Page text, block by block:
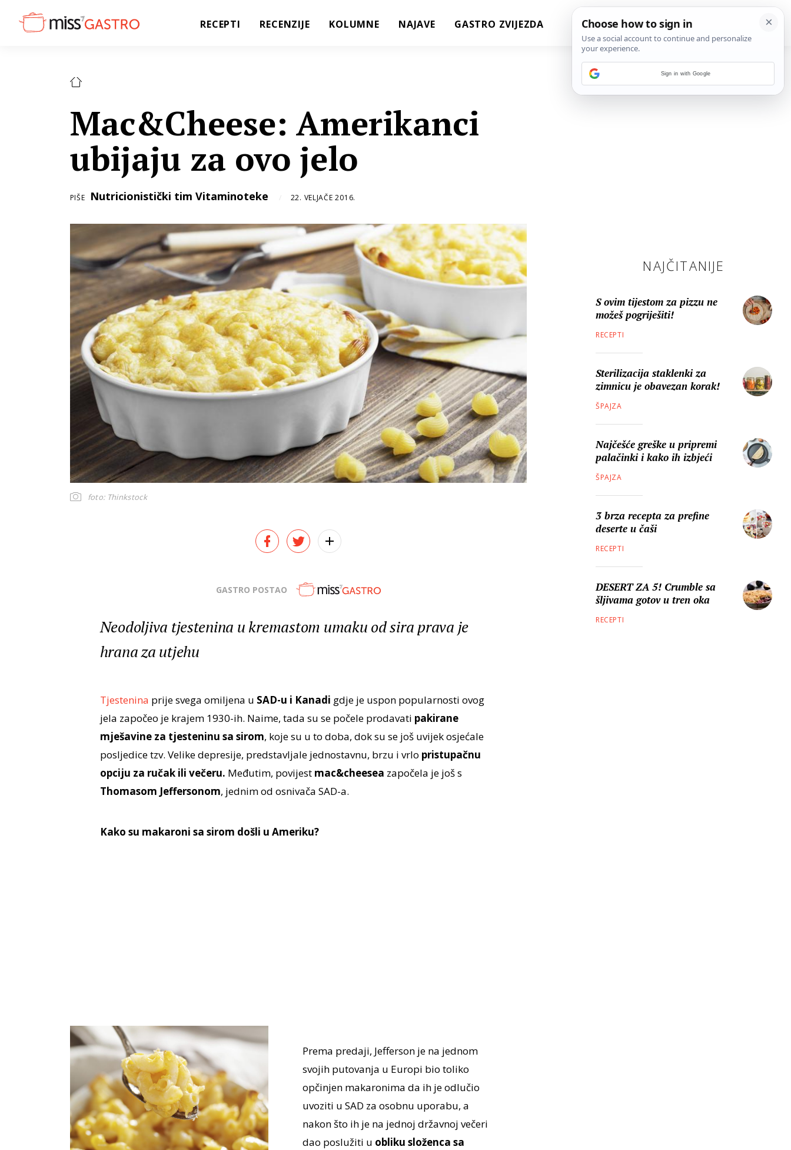
RECEPTI RECENZIJE KOLUMNE NAJAVE GASTRO ZVIJEZDA
Mac&Cheese: Amerikanci
ubijaju za ovo jelo
PIŠE Nutricionistički tim Vitaminoteke 22. VELJAČE 2016.
foto: Thinkstock
GASTRO POSTAO
Neodoljiva tjestenina u kremastom umaku od sira prava je
hrana za utjehu
Tjestenina prije svega omiljena u SAD-u i Kanadi gdje je uspon popularnosti ovog
jela započeo je krajem 1930-ih. Naime, tada su se počele prodavati pakirane
mješavine za tjesteninu sa sirom, koje su u to doba, dok su se još uvijek osjećale
posljedice tzv. Velike depresije, predstavljale jednostavnu, brzu i vrlo pristupačnu
opciju za ručak ili večeru. Međutim, povijest mac&cheesea započela je još s
Thomasom Jeffersonom, jednim od osnivača SAD-a.
Kako su makaroni sa sirom došli u Ameriku?
Prema predaji, Jefferson je na jednom
svojih putovanja u Europi bio toliko
opčinjen makaronima da ih je odlučio
uvoziti u SAD za osobnu uporabu, a
nakon što ih je na jednoj državnoj večeri
dao poslužiti u obliku složenca sa
NAJČITANIJE
S ovim tijestom za pizzu ne
možeš pogriješiti!
RECEPTI
Sterilizacija staklenki za
zimnicu je obavezan korak!
ŠPAJZA
Najčešće greške u pripremi
palačinki i kako ih izbjeći
ŠPAJZA
3 brza recepta za prefine
deserte u čaši
RECEPTI
DESERT ZA 5! Crumble sa
šljivama gotov u tren oka
RECEPTI
Sign in with Google